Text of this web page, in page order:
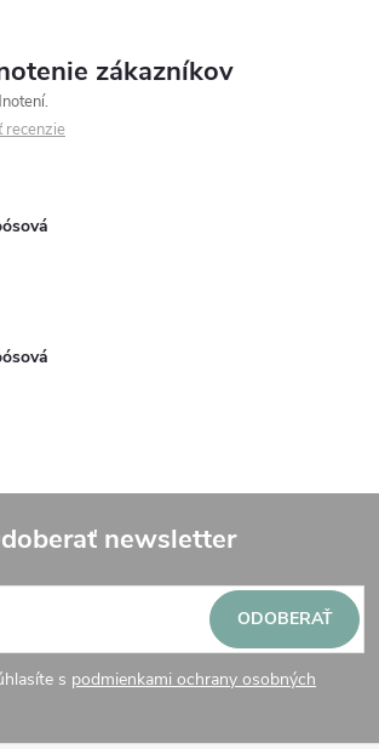
zákazníkov
recenzie
newsletter
s podmienkami ochrany osobných
ODOBERAŤ